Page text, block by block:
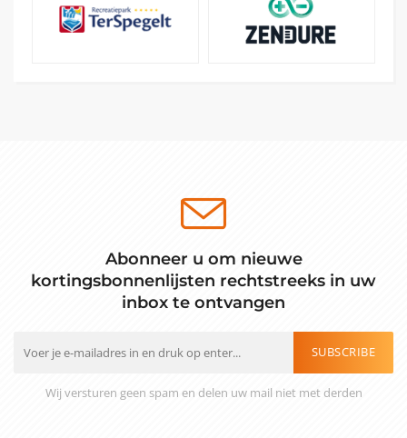
Abonneer u om nieuwe
kortingsbonnenlijsten rechtstreeks in uw
inbox te ontvangen
SUBSCRIBE
Wij versturen geen spam en delen uw mail niet met derden